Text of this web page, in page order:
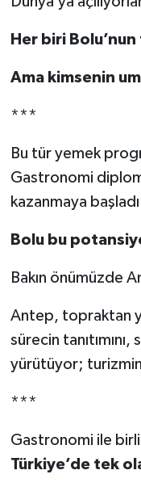
Her biri
Ama kimsenin
***
Bu tür yemek
Gastronomi
kazanmaya
Bolu bu
Bakın önümüzde
Antep, topraktan
sürecin tanıtımını,
yürütüyor;
***
Gastronomi ile
Türkiye’de tek